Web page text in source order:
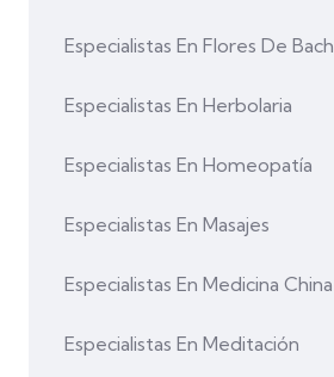
Especialistas En Flores De Bach
Especialistas En Herbolaria
Especialistas En Homeopatía
Especialistas En Masajes
Especialistas En Medicina China
Especialistas En Meditación